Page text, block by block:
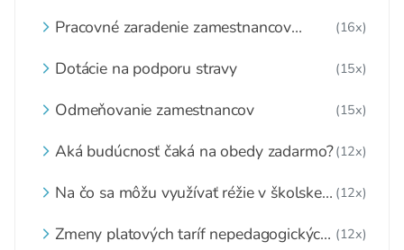
Pracovné zaradenie zamestnancov
(16x)
Dotácie na podporu stravy (15x)
Odmeňovanie zamestnancov (15x)
Aká budúcnosť čaká na obedy zadarmo?(12x)
Na čo sa môžu využívať réžie v školskej
(12x)
Zmeny platových taríf nepedagogických (12x)